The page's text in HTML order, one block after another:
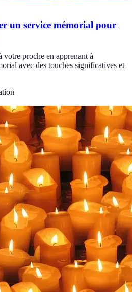
un service mémorial pour
proche en apprenant à
avec des touches significatives et